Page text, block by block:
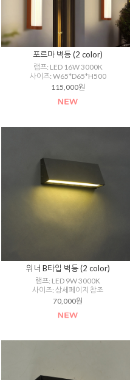
포르마 벽등 (2 color)
램프: LED 16W 3000K
사이즈: W65*D65*H500
115,000원
위너 B타입 벽등 (2 color)
램프: LED 9W 3000K
사이즈: 상세페이지 참조
70,000원